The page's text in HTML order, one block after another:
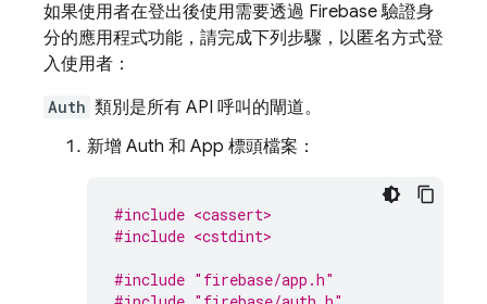
如果使用者在登出後使用需要透過 Firebase 驗證身
分的應用程式功能，請完成下列步驟，以匿名方式登
入使用者：
Auth 類別是所有 API 呼叫的閘道。
新增 Auth 和 App 標頭檔案：
#include <cassert>
#include <cstdint>
#include "firebase/app.h"